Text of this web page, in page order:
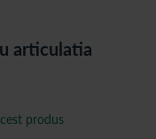
articulatia
produs